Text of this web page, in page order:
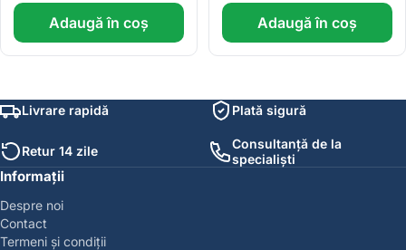
Adaugă în coș Adaugă în coș
Livrare rapidă Plată sigură
Retur 14 zile
Consultanță de la
specialiști
Informații
Despre noi
Contact
Termeni și condiții